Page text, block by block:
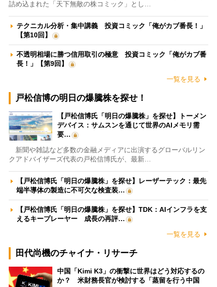
詰め込まれた「天下無敵の株コミック」とし…
テクニカル分析・集中講義 投資コミック「俺がカブ番長！」
【第10回】
不透明相場に勝つ信用取引の極意 投資コミック「俺がカブ番
長！」【第9回】
一覧を見る
戸松信博の明日の爆騰株を探せ！
【戸松信博氏「明日の爆騰株」を探せ】トーメン
デバイス：サムスンを通じて世界のAIメモリ需
要…
新聞や雑誌など多数の金融メディアに出演するグローバルリン
クアドバイザーズ代表の戸松信博氏が、最新…
【戸松信博氏「明日の爆騰株」を探せ】レーザーテック：最先
端半導体の製造に不可欠な検査装…
【戸松信博氏「明日の爆騰株」を探せ】TDK：AIインフラを支
えるキープレーヤー 成長の再評…
一覧を見る
田代尚機のチャイナ・リサーチ
中国「Kimi K3」の衝撃に世界はどう対応するの
か？ 米財務長官が検討する「蒸留を行う中国